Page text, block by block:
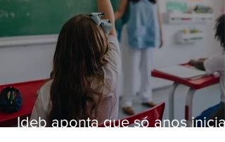
Ideb aponta que só anos